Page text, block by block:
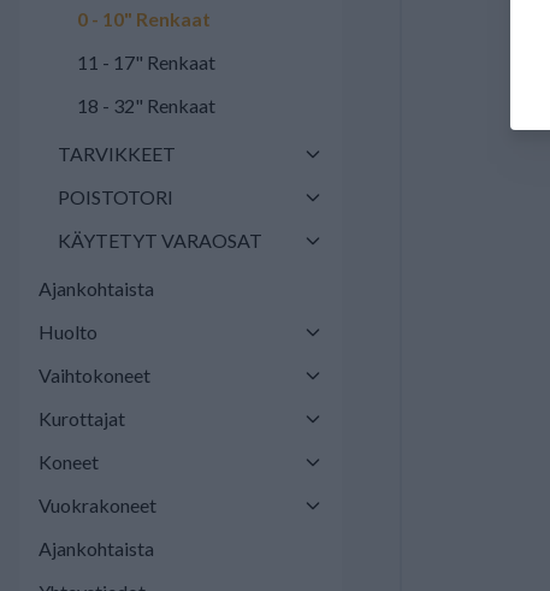
0 - 10" Renkaat
11 - 17" Renkaat
18 - 32" Renkaat
TARVIKKEET
POISTOTORI
KÄYTETYT VARAOSAT
Ajankohtaista
Huolto
Vaihtokoneet
Kurottajat
Koneet
Vuokrakoneet
Ajankohtaista